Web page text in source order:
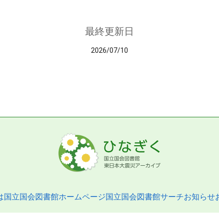
最終更新日
2026/07/10
国立国会図書館ホームページ国立国会図書館サーチお知らせ